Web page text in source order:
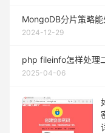
MongoDB分片策略
2024-12-29
php fileinfo怎样处理
2025-04-06